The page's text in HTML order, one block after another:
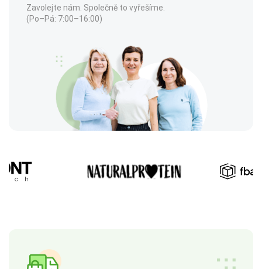
Zavolejte nám. Společně to vyřešíme.
(Po–Pá: 7:00–16:00)